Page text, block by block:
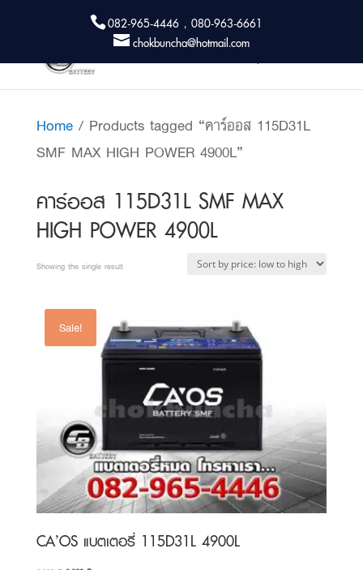
082-965-4446 , 080-963-6661
chokbuncha@hotmail.com
Home/ Products tagged “คาร์ออส 115D31L
SMF MAX HIGH POWER 4900L”
คาร์ออส 115D31L SMF MAX
HIGH POWER 4900L
Showing the single result
Sale!
CA’OS แบตเตอรี่ 115D31L 4900L